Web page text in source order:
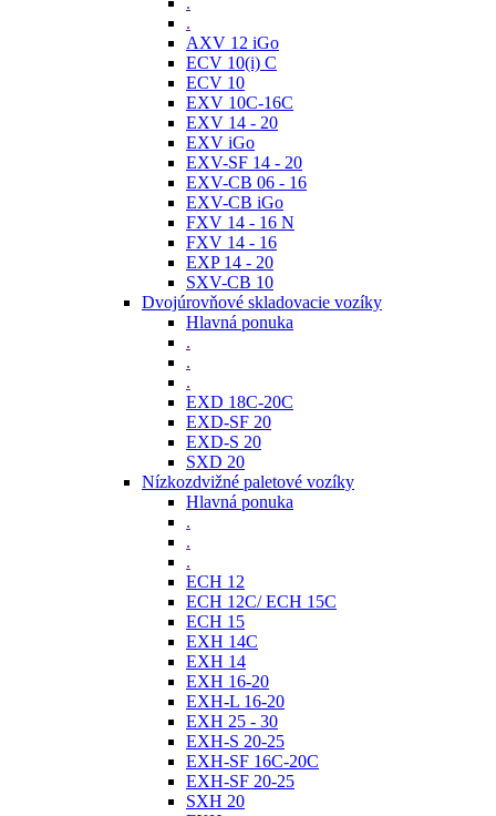
.
AXV 12 iGo
ECV 10(i) C
ECV 10
EXV 10C-16C
EXV 14 - 20
EXV iGo
EXV-SF 14 - 20
EXV-CB 06 - 16
EXV-CB iGo
FXV 14 - 16 N
FXV 14 - 16
EXP 14 - 20
SXV-CB 10
Dvojúrovňové skladovacie vozíky
Hlavná ponuka
.
.
.
EXD 18C-20C
EXD-SF 20
EXD-S 20
SXD 20
Nízkozdvižné paletové vozíky
Hlavná ponuka
.
.
.
ECH 12
ECH 12C/ ECH 15C
ECH 15
EXH 14C
EXH 14
EXH 16-20
EXH-L 16-20
EXH 25 - 30
EXH-S 20-25
EXH-SF 16C-20C
EXH-SF 20-25
SXH 20